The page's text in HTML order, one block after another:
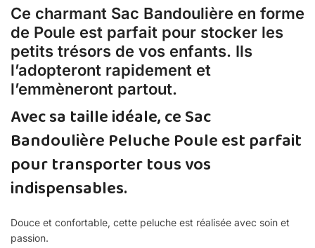
Ce charmant Sac Bandoulière en forme
de Poule est parfait pour stocker les
petits trésors de vos enfants. Ils
l’adopteront rapidement et
l’emmèneront partout.
Avec sa taille idéale, ce Sac
Bandoulière Peluche Poule est parfait
pour transporter tous vos
indispensables.
Douce et confortable, cette peluche est réalisée avec soin et
passion.